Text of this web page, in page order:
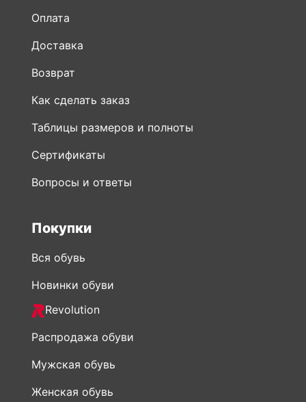
Оплата
Доставка
Возврат
Как сделать заказ
Таблицы размеров и полноты
Сертификаты
Вопросы и ответы
Покупки
Вся обувь
Новинки обуви
Revolution
Распродажа обуви
Мужская обувь
Женская обувь